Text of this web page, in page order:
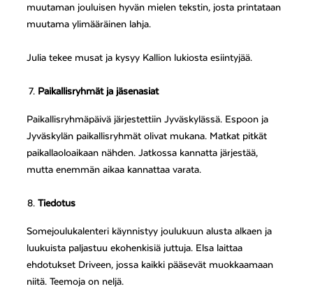
muutaman jouluisen hyvän mielen tekstin, josta printataan
muutama ylimääräinen lahja.
Julia tekee musat ja kysyy Kallion lukiosta esiintyjää.
Paikallisryhmät ja jäsenasiat
Paikallisryhmäpäivä järjestettiin Jyväskylässä. Espoon ja
Jyväskylän paikallisryhmät olivat mukana. Matkat pitkät
paikallaoloaikaan nähden. Jatkossa kannatta järjestää,
mutta enemmän aikaa kannattaa varata.
Tiedotus
Somejoulukalenteri käynnistyy joulukuun alusta alkaen ja
luukuista paljastuu ekohenkisiä juttuja. Elsa laittaa
ehdotukset Driveen, jossa kaikki pääsevät muokkaamaan
niitä. Teemoja on neljä.